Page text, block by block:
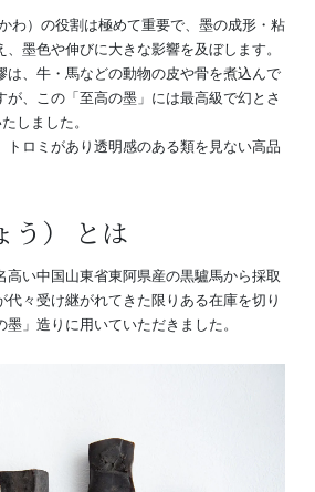
わ）の役割は極めて重要で、墨の成形・粘
、墨色や伸びに大きな影響を及ぼします。
は、牛・馬などの動物の皮や骨を煮込んで
が、この「至高の墨」には最高級で幻とさ
しました。
トロミがあり透明感のある類を見ない高品
う） とは
高い中国山東省東阿県産の黒驢馬から採取
代々受け継がれてきた限りある在庫を切り
」造りに用いていただきました。